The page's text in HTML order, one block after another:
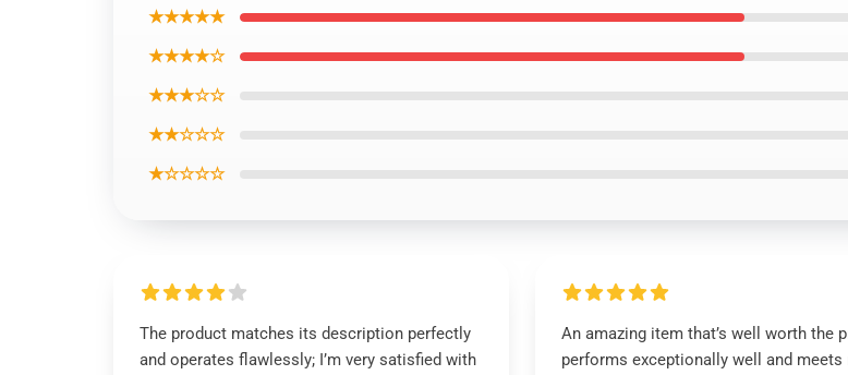
★★★★★
★★★★☆
★★★☆☆
★★☆☆☆
★☆☆☆☆
The product matches its description perfectly
and operates flawlessly; I’m very satisfied with
An amazing item that’s well worth the
performs exceptionally well and meets